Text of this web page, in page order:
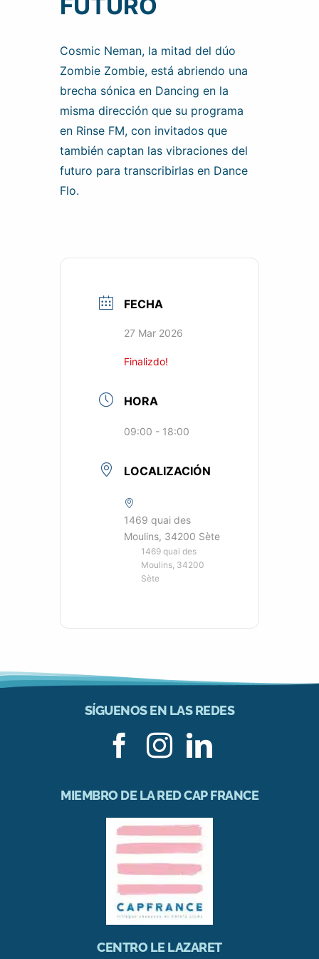
FUTURO
Cosmic Neman, la mitad del dúo
Zombie Zombie, está abriendo una
brecha sónica en Dancing en la
misma dirección que su programa
en Rinse FM, con invitados que
también captan las vibraciones del
futuro para transcribirlas en Dance
Flo.
FECHA
27 Mar 2026
Finalizdo!
HORA
09:00 - 18:00
LOCALIZACIÓN
1469 quai des
Moulins, 34200 Sète
1469 quai des
Moulins, 34200
Sète
SÍGUENOS EN LAS REDES
MIEMBRO DE LA RED CAP FRANCE
CENTRO LE LAZARET